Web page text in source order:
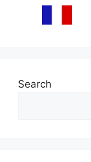
Search